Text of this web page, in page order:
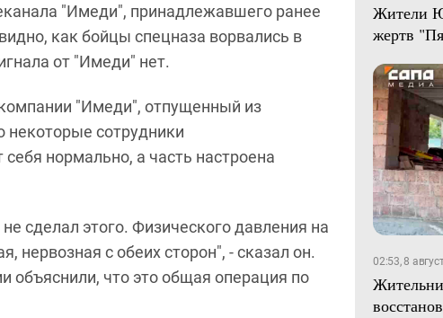
"Имеди", принадлежавшего ранее
как бойцы спецназа ворвались в
от "Имеди" нет.
"Имеди", отпущенный из
некоторые сотрудники
нормально, а часть настроена
сделал этого. Физического давления на
нервозная с обеих сторон", - сказал он.
объяснили, что это общая операция по
Жители
жертв
02:53, 8